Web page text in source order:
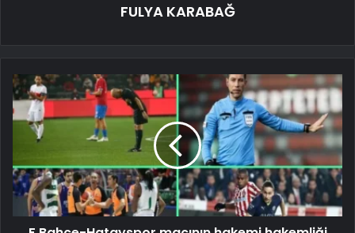
FULYA KARABAĞ